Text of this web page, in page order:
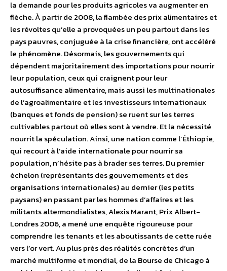
la demande pour les produits agricoles va augmenter en
flèche. À partir de 2008, la flambée des prix alimentaires et
les révoltes qu’elle a provoquées un peu partout dans les
pays pauvres, conjuguée à la crise financière, ont accéléré
le phénomène. Désormais, les gouvernements qui
dépendent majoritairement des importations pour nourrir
leur population, ceux qui craignent pour leur
autosuffisance alimentaire, mais aussi les multinationales
de l’agroalimentaire et les investisseurs internationaux
(banques et fonds de pension) se ruent sur les terres
cultivables partout où elles sont à vendre. Et la nécessité
nourrit la spéculation. Ainsi, une nation comme l’Éthiopie,
qui recourt à l’aide internationale pour nourrir sa
population, n’hésite pas à brader ses terres. Du premier
échelon (représentants des gouvernements et des
organisations internationales) au dernier (les petits
paysans) en passant par les hommes d’affaires et les
militants altermondialistes, Alexis Marant, Prix Albert-
Londres 2006, a mené une enquête rigoureuse pour
comprendre les tenants et les aboutissants de cette ruée
vers l’or vert. Au plus près des réalités concrètes d’un
marché multiforme et mondial, de la Bourse de Chicago à